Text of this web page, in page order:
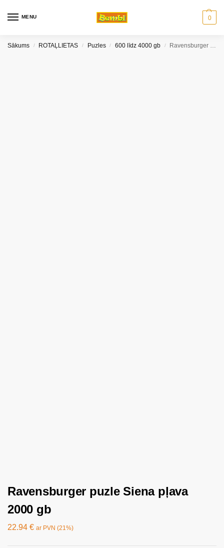
MENU 0
Sākums / ROTAĻLIETAS / Puzles / 600 līdz 4000 gb / Ravensburger puzle Siena pļava 2000 gb
Ravensburger puzle Siena pļava
2000 gb
22.94 € ar PVN (21%)